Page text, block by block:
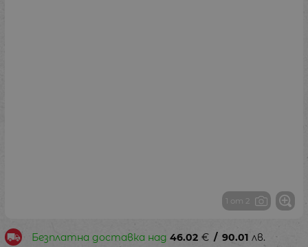
1 от 2
Безплатна доставка над 46.02 € / 90.01 лв.